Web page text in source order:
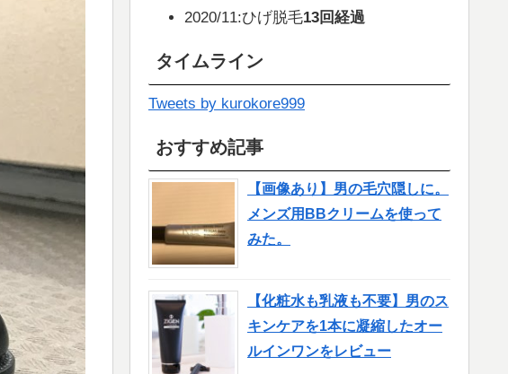
2020/11:ひげ脱毛13回経過
タイムライン
Tweets by kurokore999
おすすめ記事
【画像あり】男の毛穴隠しに。
メンズ用BBクリームを使って
みた。
【化粧水も乳液も不要】男のス
キンケアを1本に凝縮したオー
ルインワンをレビュー